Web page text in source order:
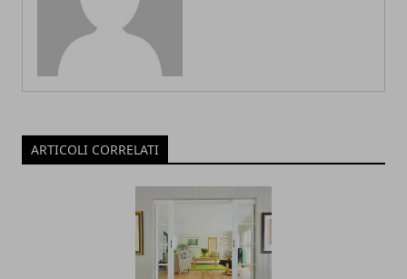
ARTICOLI CORRELATI